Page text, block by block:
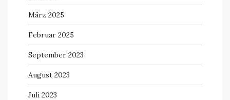
März 2025
Februar 2025
September 2023
August 2023
Juli 2023